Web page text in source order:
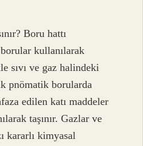
Boru hattı
borular kullanılarak
sıvı ve gaz halindeki
pnömatik borularda
edilen katı maddeler
taşınır. Gazlar ve
kararlı kimyasal